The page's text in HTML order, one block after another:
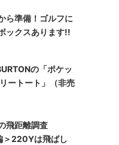
ら準備！ゴルフに
ックスあります!!
の「ポケッ
ートート」（非売
飛距離調査
220Yは飛ばし